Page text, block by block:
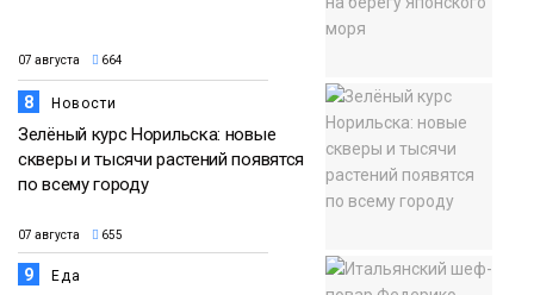
07 августа 664
8 Новости
Зелёный курс Норильска: новые
скверы и тысячи растений появятся
по всему городу
07 августа 655
9 Еда